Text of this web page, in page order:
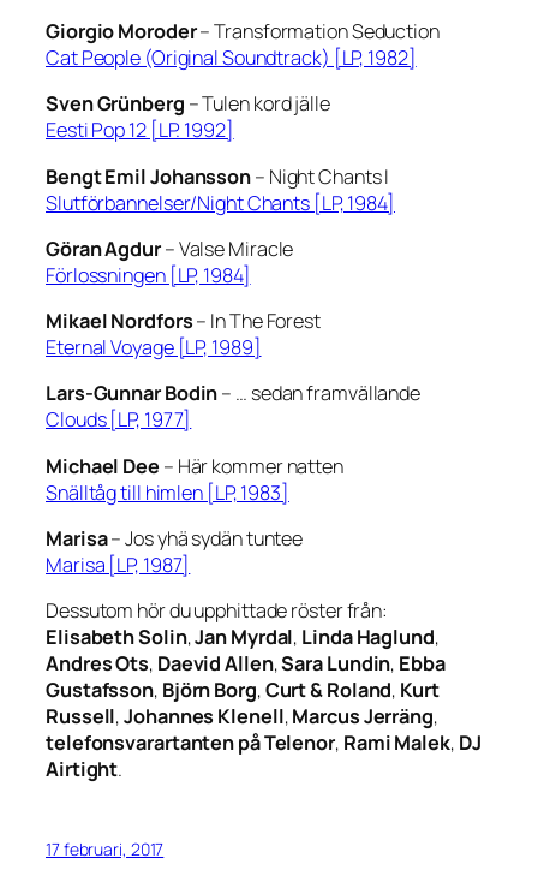
Giorgio Moroder–Transformation Seduction
Cat People (Original Soundtrack) [LP, 1982]
Sven Grünberg –Tulen kord jälle
Eesti Pop 12 [LP. 1992]
Bengt Emil Johansson– Night Chants I
Slutförbannelser/Night Chants [LP, 1984]
Göran Agdur– Valse Miracle
Förlossningen [LP, 1984]
Mikael Nordfors– In The Forest
Eternal Voyage [LP, 1989]
Lars-Gunnar Bodin– … sedan framvällande
Clouds [LP, 1977]
Michael Dee – Här kommer natten
Snälltåg till himlen [LP, 1983]
Marisa–Jos yhä sydän tuntee
Marisa [LP, 1987]
Dessutom hör du upphittade röster från:
Elisabeth Solin,Jan Myrdal, Linda Haglund,
Andres Ots, Daevid Allen,Sara Lundin, Ebba
Gustafsson, Björn Borg,Curt & Roland, Kurt
Russell,Johannes Klenell,Marcus Jerräng,
telefonsvarartanten på Telenor, Rami Malek, DJ
Airtight.
17 februari, 2017